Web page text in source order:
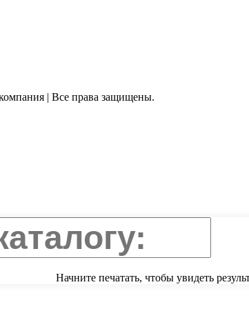
| Все права защищены.
Начните печатать, чтобы увидеть